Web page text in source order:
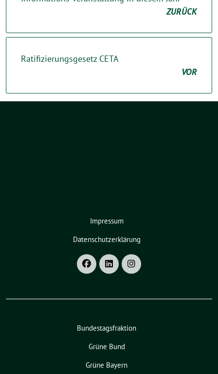
ZURÜCK
Ratifizierungsgesetz CETA
VOR
Impressum
Datenschutzerklärung
Bundestagsfraktion
Grüne Bund
Grüne Bayern